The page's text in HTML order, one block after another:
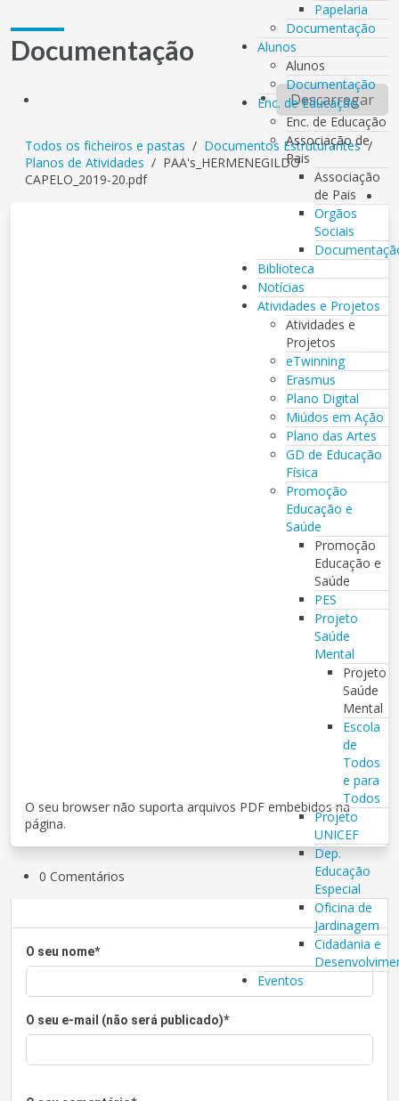
Papelaria
Documentação
Alunos
Alunos
Documentação
Enc. de Educação
Enc. de Educação
Associação de
Pais
Associação
de Pais
Orgãos
Sociais
Biblioteca
Notícias
Atividades e Projetos
Atividades e
Projetos
eTwinning
Erasmus
Plano Digital
Miúdos em Ação
Plano das Artes
GD de Educação
Física
Promoção
Educação e
Saúde
Promoção
Educação e
Saúde
PES
Projeto
Saúde
Mental
Projeto
Saúde
Mental
Escola
de
Todos
e para
Todos
Projeto
UNICEF
Dep.
Educação
Especial
Oficina de
Jardinagem
Cidadania e
Eventos
Documentação
Descarregar
Todos os ficheiros e pastas / Documentos Estruturantes /
Planos de Atividades / PAA's_HERMENEGILDO
CAPELO_2019-20.pdf
O seu browser não suporta arquivos PDF embebidos na
página.
0 Comentários
O seu nome*
O seu e-mail (não será publicado)*